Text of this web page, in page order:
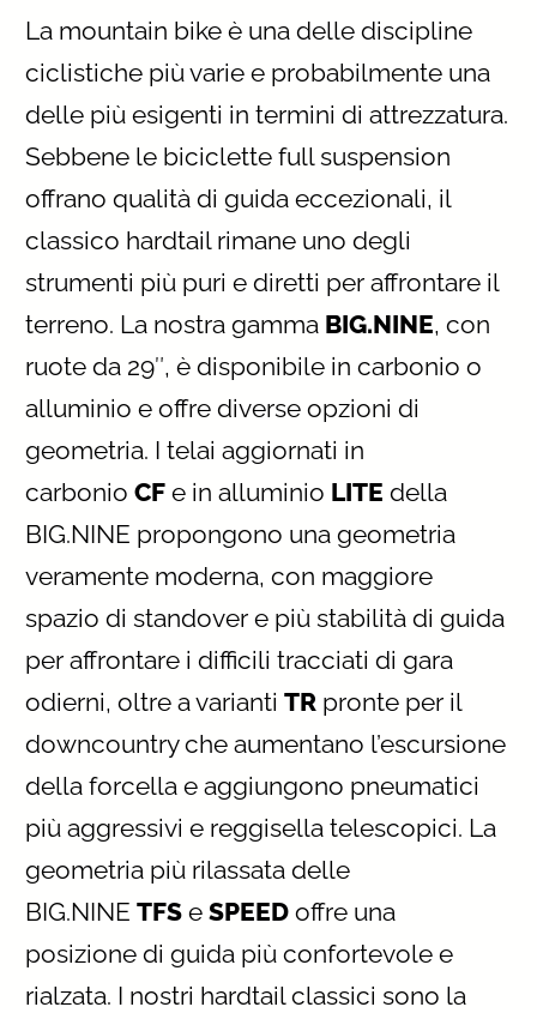
La mountain bike è una delle discipline
ciclistiche più varie e probabilmente una
delle più esigenti in termini di attrezzatura.
Sebbene le biciclette full suspension
offrano qualità di guida eccezionali, il
classico hardtail rimane uno degli
strumenti più puri e diretti per affrontare il
terreno. La nostra gamma BIG.NINE, con
ruote da 29″, è disponibile in carbonio o
alluminio e offre diverse opzioni di
geometria. I telai aggiornati in
carbonioCF e in alluminio LITE della
BIG.NINE propongono una geometria
veramente moderna, con maggiore
spazio di standover e più stabilità di guida
per affrontare i difficili tracciati di gara
odierni, oltre a variantiTR pronte per il
downcountry che aumentano l’escursione
della forcella e aggiungono pneumatici
più aggressivi e reggisella telescopici. La
geometria più rilassata delle
BIG.NINETFS eSPEED offre una
posizione di guida più confortevole e
rialzata. I nostri hardtail classici sono la